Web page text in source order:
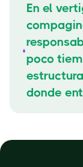
En el
poco
donde